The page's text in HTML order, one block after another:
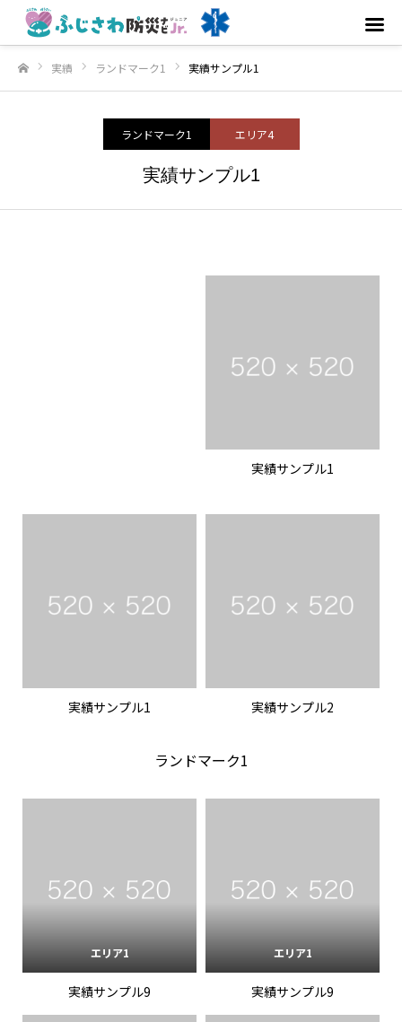
実績 ランドマーク1 実績サンプル1
ランドマーク1 エリア4
実績サンプル1
実績サンプル1
実績サンプル1 実績サンプル2
ランドマーク1
エリア1
実績サンプル9
エリア1
実績サンプル9